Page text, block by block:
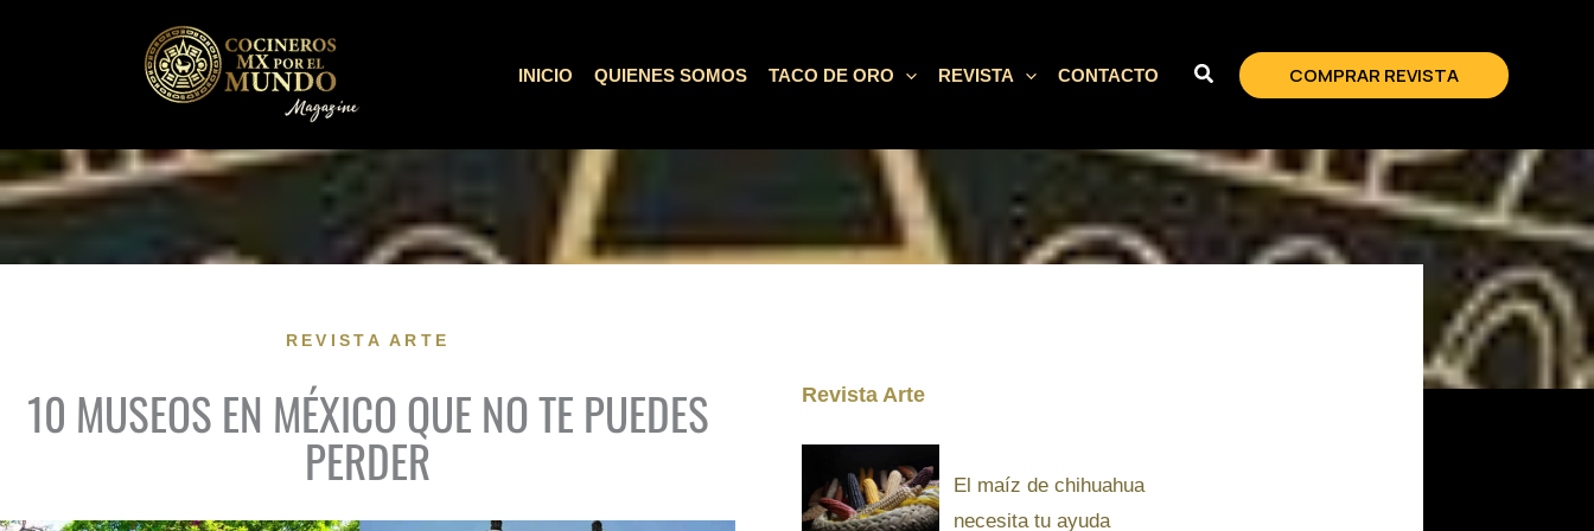
INICIO QUIENES SOMOS TACO DE ORO REVISTA CONTACTO COMPRAR REVISTA
REVISTA ARTE
10 MUSEOS EN MÉXICO QUE NO TE PUEDES
PERDER
Revista Arte
El maíz de chihuahua
necesita tu ayuda